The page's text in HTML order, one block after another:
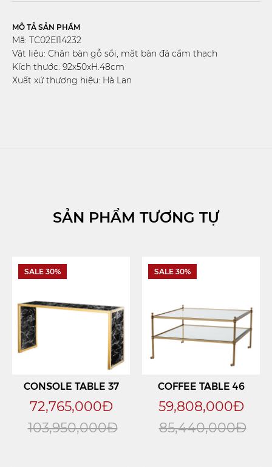
MÔ TẢ SẢN PHẨM
Mã: TC02EI14232
Vật liệu: Chân bàn gỗ sồi, mặt bàn đá cẩm thạch
Kích thước: 92x50xH.48cm
Xuất xứ thương hiệu: Hà Lan
SẢN PHẨM TƯƠNG TỰ
SALE 30%
CONSOLE TABLE 37
72,765,000Đ
103,950,000Đ
SALE 30%
COFFEE TABLE 46
59,808,000Đ
85,440,000Đ